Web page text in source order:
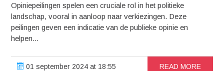
Opiniepeilingen spelen een cruciale rol in het politieke
landschap, vooral in aanloop naar verkiezingen. Deze
peilingen geven een indicatie van de publieke opinie en
helpen...
01 september 2024 at 18:55 READ MORE